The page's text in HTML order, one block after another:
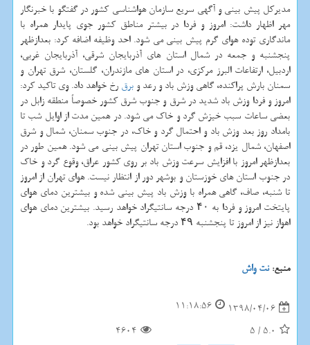
مدیركل پیش بینی و آگهی سریع سازمان هواشناسی كشور در گفتگو با خبرنگار
مهر اظهار داشت: امروز و فردا در بیشتر مناطق كشور جوی پایدار همراه با
ماندگاری توده هوای گرم پیش بینی می شود. احد وظیفه اضافه كرد: بعدازظهر
پنجشنبه و جمعه در شمال استان های آذربایجان شرقی، آذربایجان غربی،
اردبیل، ارتفاعات البرز مركزی، در استان های مازندران، گلستان، شرق تهران و
سمنان بارش پراكنده، گاهی وزش باد و رعد و برق رخ خواهد داد. وی تاكید كرد:
امروز و فردا وزش باد شدید در شرق و جنوب شرق كشور خصوصاً منطقه زابل در
بعضی ساعات سبب خیزش گرد و خاك می شود. در همین مدت از اوایل شب تا
بامداد روز بعد وزش باد و احتمال گرد و خاك، در جنوب سمنان، شمال و شرق
اصفهان، شمال یزد، قم و جنوب استان تهران پیش بینی می شود. همین طور در
بعدازظهر امروز با افزایش سرعت وزش باد بر روی كشور عراق، وقوع گرد و خاك
در جنوب استان های خوزستان و بوشهر دور از انتظار نیست. هوای تهران از امروز
تا شنبه، صاف، گاهی همراه با وزش باد پیش بینی شده و بیشترین دمای هوای
پایتخت امروز و فردا به ۴۰ درجه سانتیگراد خواهد رسید. بیشترین دمای هوای
اهواز نیز از امروز تا پنجشنبه ۴۹ درجه سانتیگراد خواهد بود.
منبع:نت واش
1398/04/06
11:18:56
5.0
/
5
4604